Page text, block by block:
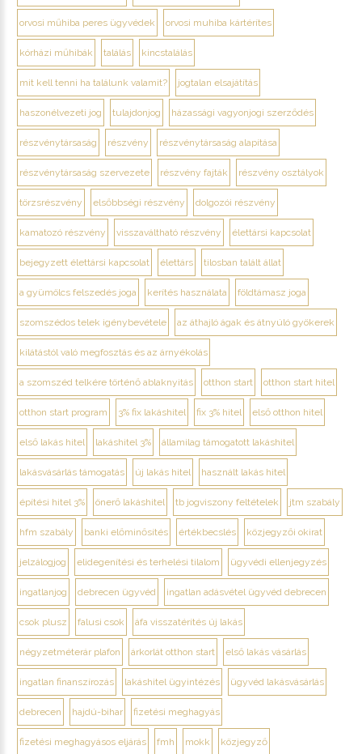
orvosi műhiba peres ügyvédek orvosi muhiba kártérítes
kórházi műhibák találás kincstalálás
mit kell tenni ha találunk valamit? jogtalan elsajátítás
haszonélvezeti jog tulajdonjog házassági vagyonjogi szerződés
részvénytársaság részvény részvénytársaság alapítása
részvénytársaság szervezete részvény fajták részvény osztályok
törzsrészvény elsőbbségi részvény dolgozói részvény
kamatozó részvény visszaváltható részvény élettársi kapcsolat
bejegyzett élettársi kapcsolat élettárs tilosban talált állat
a gyümölcs felszedés joga kerítés használata földtámasz joga
szomszédos telek igénybevétele az áthajló ágak és átnyúló gyökerek
kilátástól való megfosztás és az árnyékolás
a szomszéd telkére történő ablaknyitás otthon start otthon start hitel
otthon start program 3% fix lakáshitel fix 3% hitel első otthon hitel
első lakás hitel lakáshitel 3% államilag támogatott lakáshitel
lakásvásárlás támogatás új lakás hitel használt lakás hitel
építési hitel 3% önerő lakáshitel tb jogviszony feltételek jtm szabály
hfm szabály banki előminősítés értékbecslés közjegyzői okirat
jelzálogjog elidegenítési és terhelési tilalom ügyvédi ellenjegyzés
ingatlanjog debrecen ügyvéd ingatlan adásvétel ügyvéd debrecen
csok plusz falusi csok áfa visszatérítés új lakás
négyzetméterár plafon árkorlát otthon start első lakás vásárlás
ingatlan finanszírozás lakáshitel ügyintézés ügyvéd lakásvásárlás
debrecen hajdú-bihar fizetési meghagyás
fizetési meghagyásos eljárás fmh mokk közjegyző